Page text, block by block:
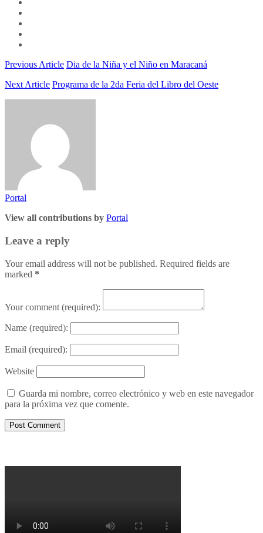
Previous Article Dia de la Niña y el Niño en Maracaná
Next Article Programa de la 2da Feria del Libro del Oeste
Portal
View all contributions by Portal
Leave a reply
Your email address will not be published. Required fields are
marked *
Your comment (required):
Name (required):
Email (required):
Website
Guarda mi nombre, correo electrónico y web en este navegador
para la próxima vez que comente.